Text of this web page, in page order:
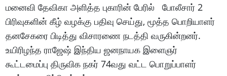
மனைவி தேவிகா அளித்த புகாரின் பேரில் போலீசார் 2
பிரிவுகளின் கீழ் வழக்கு பதிவு செய்து, மூத்த பொறியாளர்
தனசேகரை பிடித்து விசாரணை நடத்தி வருகின்றனர்.
உயிரிழந்த ராஜேஷ் இந்திய ஜனநாயக இளைஞர்
கூட்டமைப்பு திருவிக நகர் 74வது வட்ட பொறுப்பாளர்